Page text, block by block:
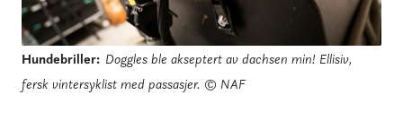
Hundebriller: Doggles ble akseptert av dachsen min! Ellisiv,
fersk vintersyklist med passasjer. © NAF